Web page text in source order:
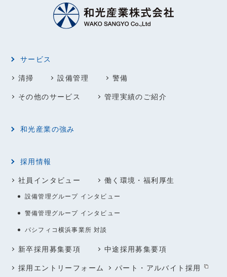
サービス
清掃 設備管理 警備
その他のサービス 管理実績のご紹介
和光産業の強み
採用情報
社員インタビュー 働く環境・福利厚生
設備管理グループ インタビュー
警備管理グループ インタビュー
パシフィコ横浜事業所 対談
新卒採用募集要項 中途採用募集要項
採用エントリーフォーム パート・アルバイト採用